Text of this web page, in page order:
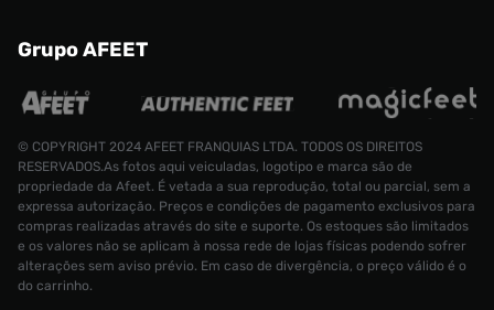
Grupo AFEET
© COPYRIGHT 2024 AFEET FRANQUIAS LTDA. TODOS OS DIREITOS
RESERVADOS.As fotos aqui veiculadas, logotipo e marca são de
propriedade da Afeet. É vetada a sua reprodução, total ou parcial, sem a
expressa autorização. Preços e condições de pagamento exclusivos para
compras realizadas através do site e suporte. Os estoques são limitados
e os valores não se aplicam à nossa rede de lojas físicas podendo sofrer
alterações sem aviso prévio. Em caso de divergência, o preço válido é o
do carrinho.